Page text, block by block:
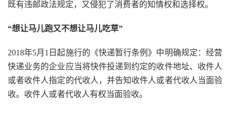
既有违邮政法规定，又侵犯了消费者的知情权和选择权。
“想让马儿跑又不想让马儿吃草”
2018年5月1日起施行的《快递暂行条例》中明确规定：经营
快递业务的企业应当将快件投递到约定的收件地址、收件人
或者收件人指定的代收人，并告知收件人或者代收人当面验
收。收件人或者代收人有权当面验收。